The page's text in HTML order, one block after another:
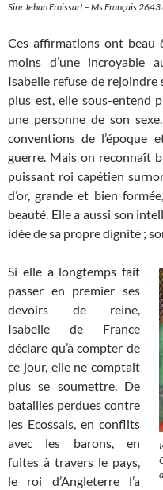
Sire Jehan Froissart – Ms Français 2643
Ces affirmations ont beau
moins d’une incroyable
Isabelle refuse de
plus est, elle sous-entend
une personne de son
conventions de l’époque
guerre. Mais on reconnaît
puissant roi capétien
d’or, grande et bien
beauté. Elle a aussi son
idée de sa propre dignité ;
Si elle a longtemps fait
passer en premier ses
devoirs de reine,
Isabelle de France
déclare qu’à compter de
ce jour, elle ne comptait
plus se soumettre. De
batailles perdues contre
les Ecossais, en conflits
avec les barons, en
fuites à travers le pays,
le roi d’Angleterre l’a